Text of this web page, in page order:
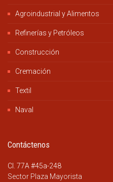
Agroindustrial y Alimentos
Refinerías y Petróleos
Construcción
Cremación
Textil
Naval
Contáctenos
Cl. 77A #45a-248
Sector Plaza Mayorista